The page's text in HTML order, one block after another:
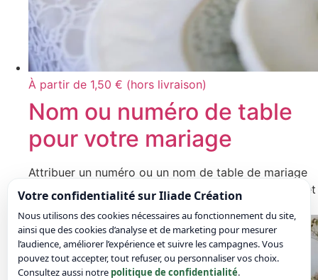
À partir de 1,50 € (hors livraison)
Nom ou numéro de table
pour votre mariage
Attribuer un numéro ou un nom de table de mariage
est essentielle pour assurer une organisation fluide et
Votre confidentialité sur Iliade Création
Nous utilisons des cookies nécessaires au fonctionnement du site,
ainsi que des cookies d’analyse et de marketing pour mesurer
l’audience, améliorer l’expérience et suivre les campagnes. Vous
pouvez tout accepter, tout refuser, ou personnaliser vos choix.
Consultez aussi notre politique de confidentialité.